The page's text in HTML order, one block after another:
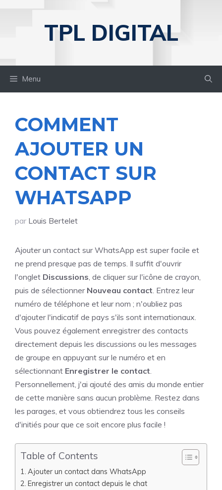
TPL DIGITAL
Menu
COMMENT
AJOUTER UN
CONTACT SUR
WHATSAPP
par Louis Bertelet
Ajouter un contact sur WhatsApp est super facile et
ne prend presque pas de temps. Il suffit d'ouvrir
l'onglet Discussions, de cliquer sur l'icône de crayon,
puis de sélectionner Nouveau contact. Entrez leur
numéro de téléphone et leur nom ; n'oubliez pas
d'ajouter l'indicatif de pays s'ils sont internationaux.
Vous pouvez également enregistrer des contacts
directement depuis les discussions ou les messages
de groupe en appuyant sur le numéro et en
sélectionnant Enregistrer le contact.
Personnellement, j'ai ajouté des amis du monde entier
de cette manière sans aucun problème. Restez dans
les parages, et vous obtiendrez tous les conseils
d'initiés pour que ce soit encore plus facile !
Table of Contents
Ajouter un contact dans WhatsApp
Enregistrer un contact depuis le chat